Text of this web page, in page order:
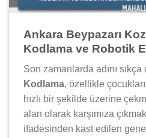
Ankara Beypazarı
Kodlama ve Robotik
Son zamanlarda adını
Kodlama, özellikle
hızlı bir şekilde üzerine
alan olarak karşımıza
ifadesinden kast edilen